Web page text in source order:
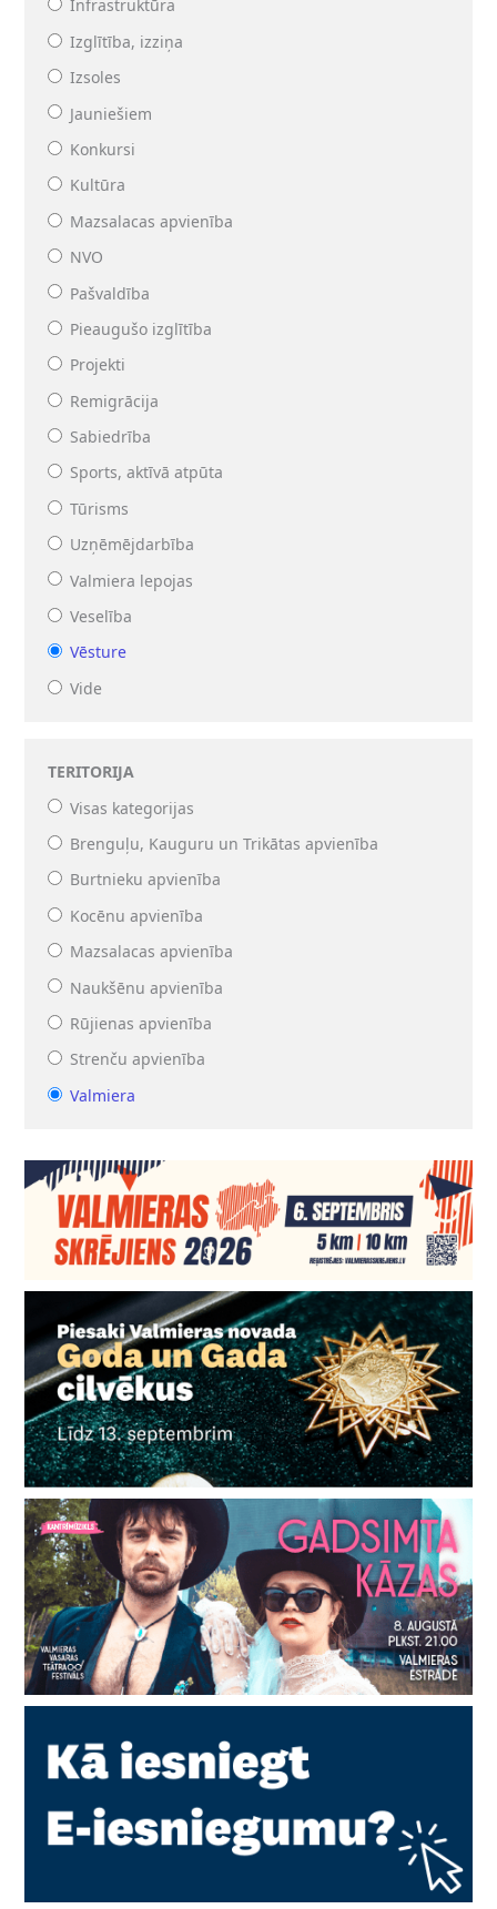
Infrastruktūra
Izglītība, izziņa
Izsoles
Jauniešiem
Konkursi
Kultūra
Mazsalacas apvienība
NVO
Pašvaldība
Pieaugušo izglītība
Projekti
Remigrācija
Sabiedrība
Sports, aktīvā atpūta
Tūrisms
Uzņēmējdarbība
Valmiera lepojas
Veselība
Vēsture
Vide
TERITORIJA
Visas kategorijas
Brenguļu, Kauguru un Trikātas apvienība
Burtnieku apvienība
Kocēnu apvienība
Mazsalacas apvienība
Naukšēnu apvienība
Rūjienas apvienība
Strenču apvienība
Valmiera